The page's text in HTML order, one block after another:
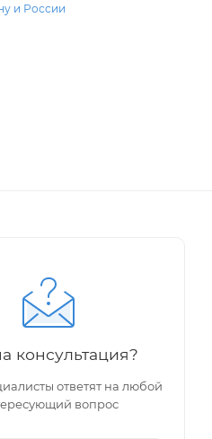
и России
консультация?
ответят на любой
вопрос